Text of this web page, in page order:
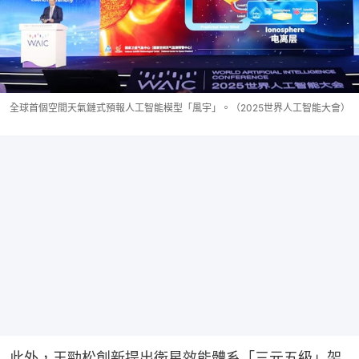
全球首個空間天氣鏈式預報人工智能模型「風宇」。（2025世界人工智能大會）